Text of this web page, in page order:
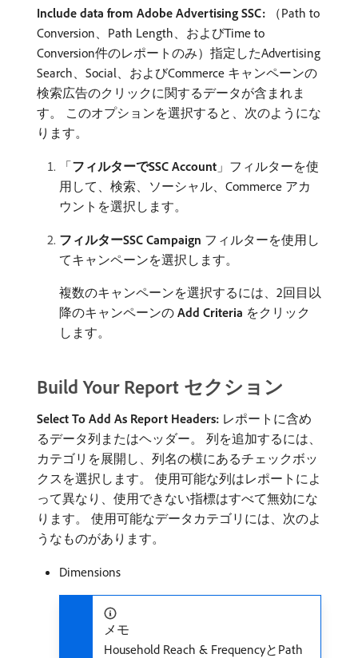
Include data from Adobe Advertising SSC: （Path to
Conversion、Path Length、およびTime to
Conversion件のレポートのみ）指定したAdvertising
Search、Social、およびCommerce キャンペーンの
検索広告のクリックに関するデータが含まれま
す。 このオプションを選択すると、次のようにな
ります。
「フィルターでSSC Account 」フィルターを使
用して、検索、ソーシャル、Commerce アカ
ウントを選択します。
フィルターSSC Campaign フィルターを使用し
てキャンペーンを選択します。
複数のキャンペーンを選択するには、2回目以
降のキャンペーンの​ Add Criteria ​をクリック
します。
Build Your Report セクション
Select To Add As Report Headers: レポートに含め
るデータ列またはヘッダー。 列を追加するには、
カテゴリを展開し、列名の横にあるチェックボッ
クスを選択します。 使用可能な列はレポートによ
って異なり、使用できない指標はすべて無効にな
ります。 使用可能なデータカテゴリには、次のよ
うなものがあります。
Dimensions
メモ
Household Reach & FrequencyとPath